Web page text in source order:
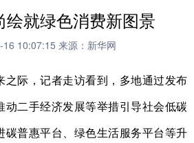
行时 要闻 政务
创 产经
育 民生 文化
育 健康 图片
政 原创 长三角频道
绘就绿色消费新图景
10:07:15 来源：新华网
际，记者走访看到，多地通过发布
动二手经济发展等举措引导社会低碳
碳普惠平台、绿色生活服务平台等升